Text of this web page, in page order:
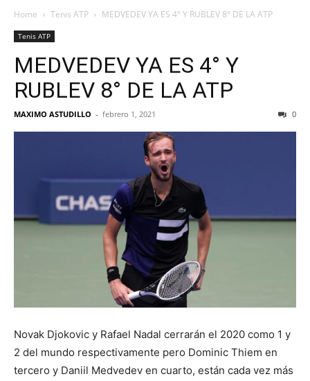
Home Tenis ATP MEDVEDEV YA ES 4° Y RUBLEV 8° DE LA ATP
Tenis ATP
MEDVEDEV YA ES 4° Y
RUBLEV 8° DE LA ATP
MAXIMO ASTUDILLO - febrero 1, 2021 0
Novak Djokovic y Rafael Nadal cerrarán el 2020 como 1 y
2 del mundo respectivamente pero Dominic Thiem en
tercero y Daniil Medvedev en cuarto, están cada vez más